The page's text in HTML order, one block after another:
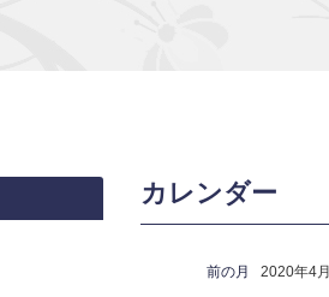
カレンダー
前の月 2020年4月